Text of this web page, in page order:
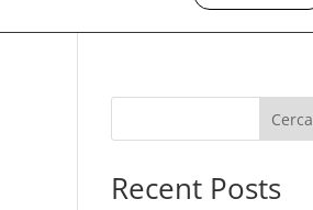
Cerca
Recent Posts